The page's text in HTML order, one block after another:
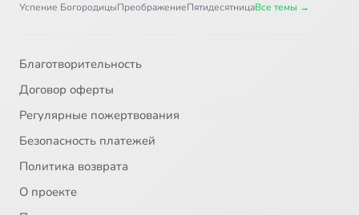
Успение БогородицыПреображениеПятидесятницаВсе темы →
Благотворительность
Договор оферты
Регулярные пожертвования
Безопасность платежей
Политика возврата
О проекте